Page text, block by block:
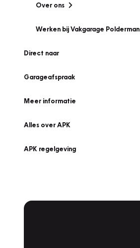
Over ons
Werken bij Vakgarage Polderman
Direct naar
Garageafspraak
Meer informatie
Alles over APK
APK regelgeving